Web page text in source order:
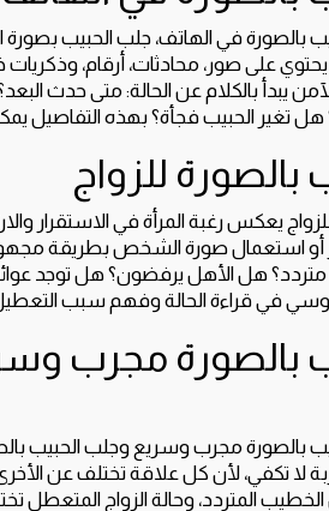
بالصورة في الهاتف، جلب الحبيب بصورة
يحتوي على صور، محادثات، أرقام،
يبدأ بالكلام عن الحالة: متى حدث
الحبيب فجأة؟ بهذه التفاصيل
بالصورة للزواج
يعكس رغبة المرأة في الاستقرار
أو استعمال صورة الشخص بطريقة
هل الأهل يرفضون؟ هل توجد
في قراءة الحالة وفهم سبب
بالصورة مجرب
بالصورة مجرب وسريع وجلب الحبيب
لا تكفي، لأن كل علاقة تختلف عن
الخطيب المتردد، وحالة الزواج